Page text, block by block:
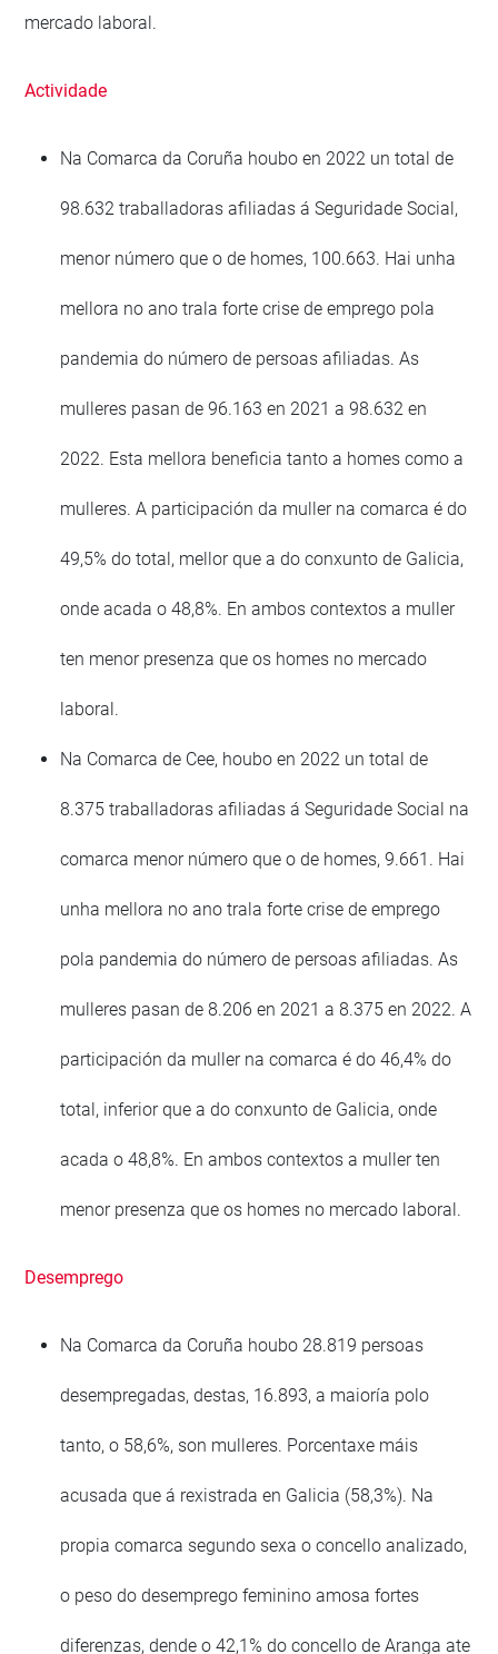
mercado laboral.
Actividade
Na Comarca da Coruña houbo en 2022 un total de
98.632 traballadoras afiliadas á Seguridade Social,
menor número que o de homes, 100.663. Hai unha
mellora no ano trala forte crise de emprego pola
pandemia do número de persoas afiliadas. As
mulleres pasan de 96.163 en 2021 a 98.632 en
2022. Esta mellora beneficia tanto a homes como a
mulleres. A participación da muller na comarca é do
49,5% do total, mellor que a do conxunto de Galicia,
onde acada o 48,8%. En ambos contextos a muller
ten menor presenza que os homes no mercado
laboral.
Na Comarca de Cee, houbo en 2022 un total de
8.375 traballadoras afiliadas á Seguridade Social na
comarca menor número que o de homes, 9.661. Hai
unha mellora no ano trala forte crise de emprego
pola pandemia do número de persoas afiliadas. As
mulleres pasan de 8.206 en 2021 a 8.375 en 2022. A
participación da muller na comarca é do 46,4% do
total, inferior que a do conxunto de Galicia, onde
acada o 48,8%. En ambos contextos a muller ten
menor presenza que os homes no mercado laboral.
Desemprego
Na Comarca da Coruña houbo 28.819 persoas
desempregadas, destas, 16.893, a maioría polo
tanto, o 58,6%, son mulleres. Porcentaxe máis
acusada que á rexistrada en Galicia (58,3%). Na
propia comarca segundo sexa o concello analizado,
o peso do desemprego feminino amosa fortes
diferenzas, dende o 42,1% do concello de Aranga ate